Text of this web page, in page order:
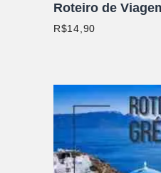
Roteiro de
R$14,90